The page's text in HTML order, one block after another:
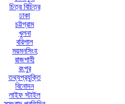
চিত্র বিচিত্র
ঢাকা
চট্টগ্রাম
খুলনা
বরিশাল
ময়মনসিংহ
রাজশাহী
রংপুর
তথ্যপ্রযুক্তি
বিনোদন
লাইফ স্টাইল